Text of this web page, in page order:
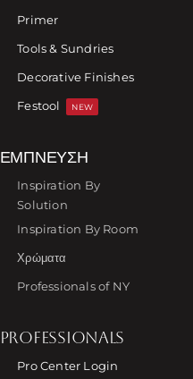
Primer
Tools & Sundries
Decorative Finishes
Festool
NEW
ΈΜΠΝΕΥΣΗ
Inspiration By
Solution
Inspiration By Room
Χρώματα
Professionals of NY
PROFESSIONALS
Pro Center Login